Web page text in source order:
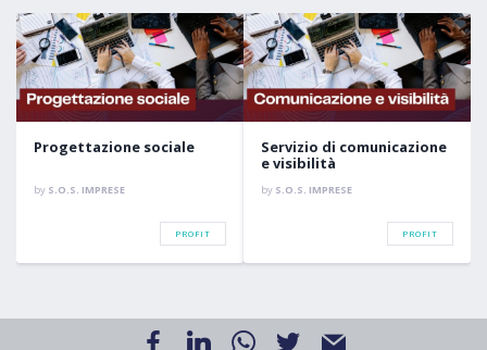
Progettazione sociale
by S.O.S. IMPRESE
PROFIT
Servizio di comunicazione
e visibilità
by S.O.S. IMPRESE
PROFIT